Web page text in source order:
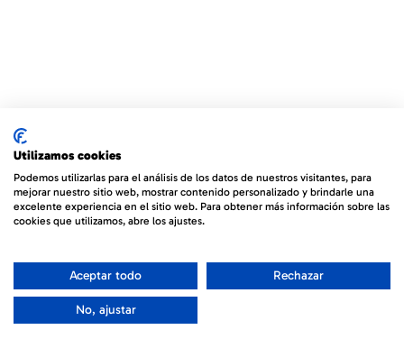
Utilizamos cookies
Podemos utilizarlas para el análisis de los datos de nuestros visitantes, para
mejorar nuestro sitio web, mostrar contenido personalizado y brindarle una
excelente experiencia en el sitio web. Para obtener más información sobre las
cookies que utilizamos, abre los ajustes.
Aceptar todo Rechazar
No, ajustar